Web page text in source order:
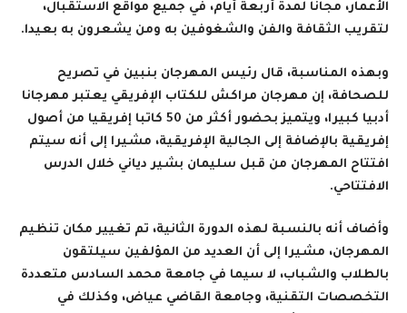
الأعمار، مجانا لمدة أربعة أيام، في جميع مواقع الاستقبال،
لتقريب الثقافة والفن والشغوفين به ومن يشعرون به بعيدا.
وبهذه المناسبة، قال رئيس المهرجان بنبين في تصريح
للصحافة، إن مهرجان مراكش للكتاب الإفريقي يعتبر مهرجانا
أدبيا كبيرا، ويتميز بحضور أكثر من 50 كاتبا إفريقيا من أصول
إفريقية بالإضافة إلى الجالية الإفريقية، مشيرا إلى أنه سيتم
افتتاح المهرجان من قبل سليمان بشير دياني خلال الدرس
الافتتاحي.
وأضاف أنه بالنسبة لهذه الدورة الثانية، تم تغيير مكان تنظيم
المهرجان، مشيرا إلى أن العديد من المؤلفين سيلتقون
بالطلاب والشباب، لا سيما في جامعة محمد السادس متعددة
التخصصات التقنية، وجامعة القاضي عياض، وكذلك في